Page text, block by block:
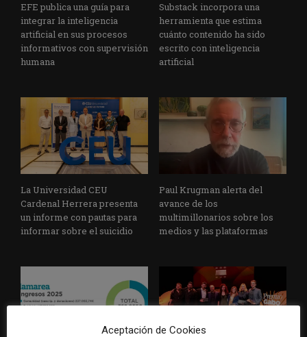
EFE publica una guía para
integrar la inteligencia
artificial en sus procesos
informativos con supervisión
humana
Substack incorpora una
herramienta que estima
cuánto contenido ha sido
escrito con inteligencia
artificial
La Universidad CEU
Cardenal Herrera presenta
un informe con pautas para
informar sobre el suicidio
Paul Krugman alerta del
avance de los
multimillonarios sobre los
medios y las plataformas
Aceptación de Cookies